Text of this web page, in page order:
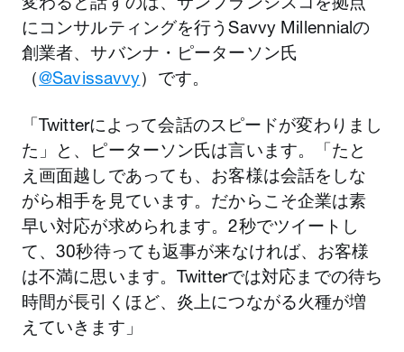
にコンサルティングを行うSavvy Millennialの
創業者、サバンナ・ピーターソン氏
（@Savissavvy）です。
「Twitterによって会話のスピードが変わりまし
た」と、ピーターソン氏は言います。「たと
え画面越しであっても、お客様は会話をしな
がら相手を見ています。だからこそ企業は素
早い対応が求められます。2秒でツイートし
て、30秒待っても返事が来なければ、お客様
は不満に思います。Twitterでは対応までの待ち
時間が長引くほど、炎上につながる火種が増
えていきます」